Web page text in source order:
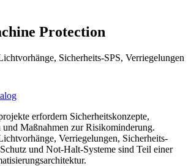
Protection
Sicherheits-SPS, Verriegelungen
erfordern Sicherheitskonzepte,
und Maßnahmen zur Risikominderung.
Verriegelungen, Sicherheits-
und Not-Halt-Systeme sind Teil einer